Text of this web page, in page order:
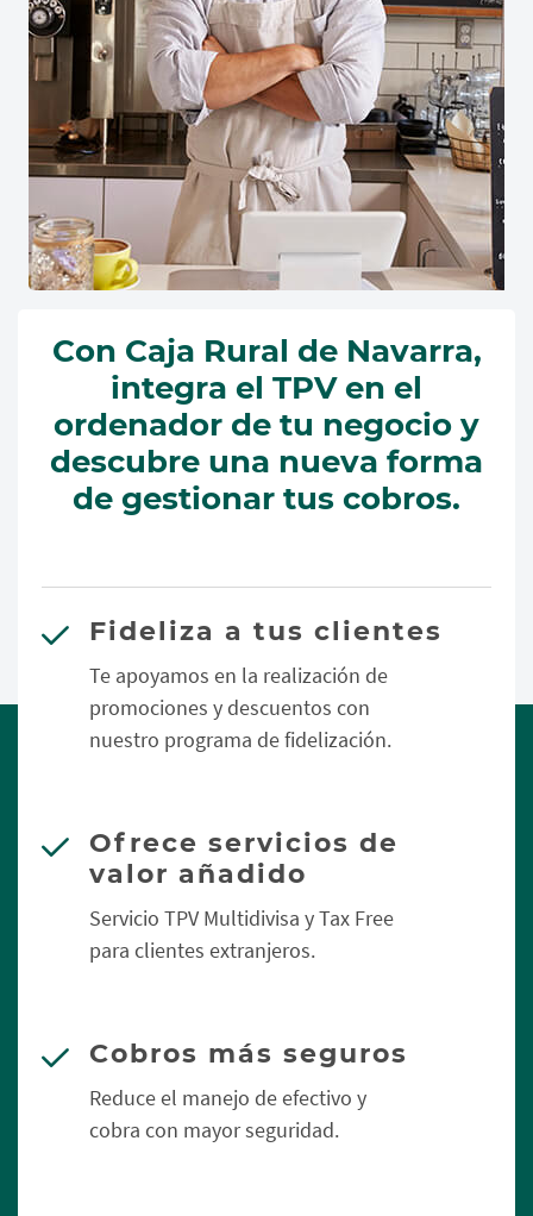
Con Caja Rural de Navarra,
integra el TPV en el
ordenador de tu negocio y
descubre una nueva forma
de gestionar tus cobros.
Fideliza a tus clientes
Te apoyamos en la realización de
promociones y descuentos con
nuestro programa de fidelización.
Ofrece servicios de
valor añadido
Servicio TPV Multidivisa y Tax Free
para clientes extranjeros.
Cobros más seguros
Reduce el manejo de efectivo y
cobra con mayor seguridad.